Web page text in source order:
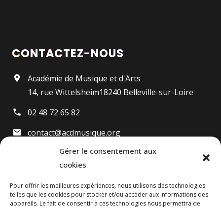
Gérer le consentement aux
cookies
Pour offrir les meilleures expériences, nous utilisons des technologies
telles que les cookies pour stocker et/ou accéder aux informations des
appareils. Le fait de consentir à ces technologies nous permettra de
CONTACTEZ-NOUS
Académie de Musique et d'Arts
14, rue Wittelsheim18240 Belleville-sur-Loire
02 48 72 65 82
contact@acdmusique.org